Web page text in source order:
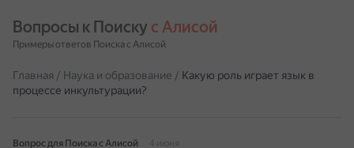
Вопросы к Поиску с Алисой
Примеры ответов Поиска с Алисой
Главная / Наука и образование / Какую роль играет язык в
процессе инкультурации?
Вопрос для Поиска с Алисой
4 июня